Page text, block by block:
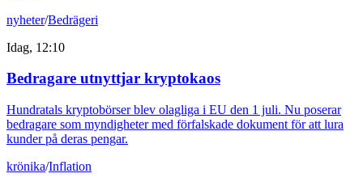
nyheter/Bedrägeri
Idag, 12:10
Bedragare utnyttjar kryptokaos
Hundratals kryptobörser blev olagliga i EU den 1 juli. Nu poserar
bedragare som myndigheter med förfalskade dokument för att lura
kunder på deras pengar.
krönika/Inflation